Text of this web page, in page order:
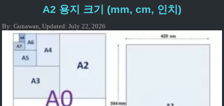
에 수직인 각도에서도 측정된 한 변으로부터의 너비 또는 거리를
A2 용지 크기 (mm, cm, 인치)
By:Gunawan ,Updated:July 22, 2026